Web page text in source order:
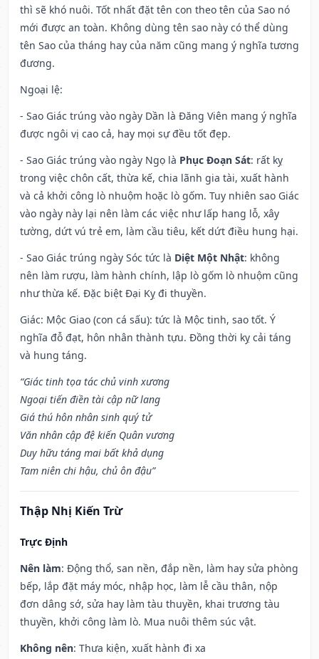
thì sẽ khó nuôi. Tốt nhất đặt tên con theo tên của Sao nó
mới được an toàn. Không dùng tên sao này có thể dùng
tên Sao của tháng hay của năm cũng mang ý nghĩa tương
đương.
Ngoại lệ:
- Sao Giác trúng vào ngày Dần là Đăng Viên mang ý nghĩa
được ngôi vị cao cả, hay mọi sự đều tốt đẹp.
- Sao Giác trúng vào ngày Ngọ là Phục Đoạn Sát: rất kỵ
trong việc chôn cất, thừa kế, chia lãnh gia tài, xuất hành
và cả khởi công lò nhuộm hoặc lò gốm. Tuy nhiên sao Giác
vào ngày này lại nên làm các việc như lấp hang lỗ, xây
tường, dứt vú trẻ em, làm cầu tiêu, kết dứt điều hung hại.
- Sao Giác trúng ngày Sóc tức là Diệt Một Nhật: không
nên làm rượu, làm hành chính, lập lò gốm lò nhuộm cũng
như thừa kế. Đặc biệt Đại Kỵ đi thuyền.
Giác: Mộc Giao (con cá sấu): tức là Mộc tinh, sao tốt. Ý
nghĩa đỗ đạt, hôn nhân thành tựu. Đồng thời kỵ cải táng
và hung táng.
“Giác tinh tọa tác chủ vinh xương
Ngoại tiến điền tài cập nữ lang
Giá thú hôn nhân sinh quý tử
Văn nhân cập đệ kiến Quân vương
Duy hữu táng mai bất khả dụng
Tam niên chi hậu, chủ ôn đậu”
Thập Nhị Kiến Trừ
Trực Định
Nên làm: Động thổ, san nền, đắp nền, làm hay sửa phòng
bếp, lắp đặt máy móc, nhập học, làm lễ cầu thân, nộp
đơn dâng sớ, sửa hay làm tàu thuyền, khai trương tàu
thuyền, khởi công làm lò. Mua nuôi thêm súc vật.
Không nên: Thưa kiện, xuất hành đi xa